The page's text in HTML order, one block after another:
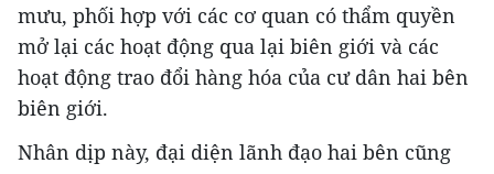
mưu, phối hợp với các cơ quan có thẩm quyền
mở lại các hoạt động qua lại biên giới và các
hoạt động trao đổi hàng hóa của cư dân hai bên
biên giới.
Nhân dịp này, đại diện lãnh đạo hai bên cũng